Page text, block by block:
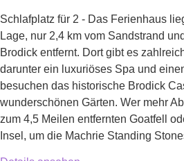
Schlafplatz für 2 - Das Ferienhaus
Lage, nur 2,4 km vom Sandstrand
Brodick entfernt. Dort gibt es
darunter ein luxuriöses Spa und
besuchen das historische Brodick
wunderschönen Gärten. Wer mehr
zum 4,5 Meilen entfernten Goatfell
Insel, um die Machrie Standing